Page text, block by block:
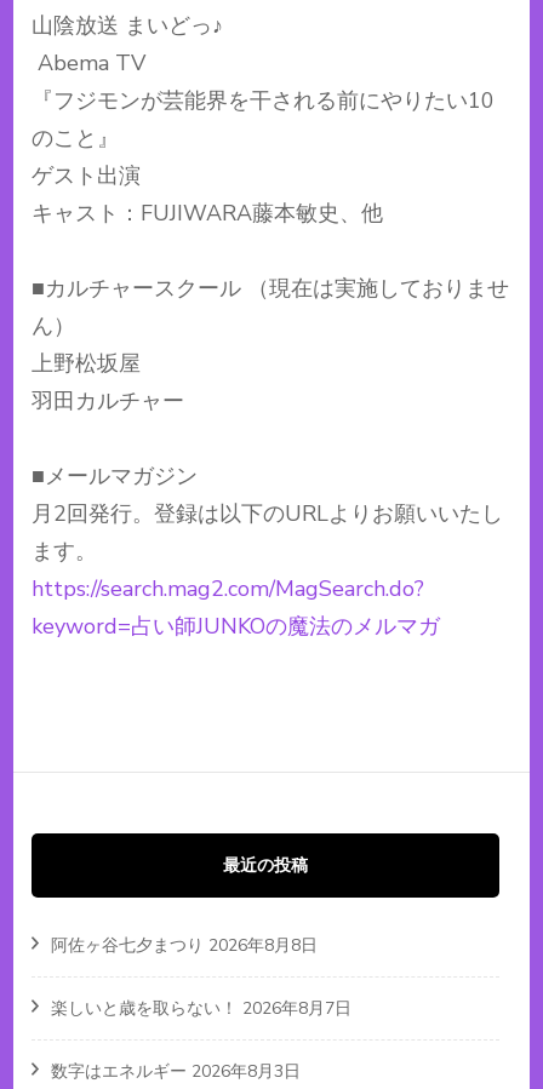
山陰放送 まいどっ♪
Abema TV
『フジモンが芸能界を干される前にやりたい10
のこと』
ゲスト出演
キャスト：FUJIWARA藤本敏史、他
■カルチャースクール （現在は実施しておりませ
ん）
上野松坂屋
羽田カルチャー
■メールマガジン
月2回発行。登録は以下のURLよりお願いいたし
ます。
https://search.mag2.com/MagSearch.do?
keyword=占い師JUNKOの魔法のメルマガ
最近の投稿
阿佐ヶ谷七夕まつり 2026年8月8日
楽しいと歳を取らない！ 2026年8月7日
数字はエネルギー 2026年8月3日